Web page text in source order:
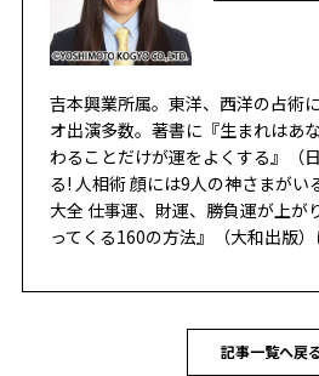
吉本興業所属。東洋、西洋の占術
オ出演多数。著書に『生まれはあ
わることだけが運をよくする』（
る! 人相術 顔には9人の神さまがい
大全 仕事運、財運、勝負運が上が
ってくる160の方法』（大和出版）
記事一覧へ戻